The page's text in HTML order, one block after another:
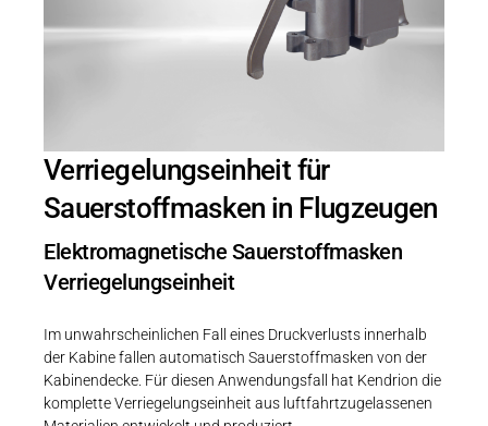
Verriegelungseinheit für
Sauerstoffmasken in Flugzeugen
Elektromagnetische Sauerstoffmasken
Verriegelungseinheit
Im unwahrscheinlichen Fall eines Druckverlusts innerhalb
der Kabine fallen automatisch Sauerstoffmasken von der
Kabinendecke. Für diesen Anwendungsfall hat Kendrion die
komplette Verriegelungseinheit aus luftfahrtzugelassenen